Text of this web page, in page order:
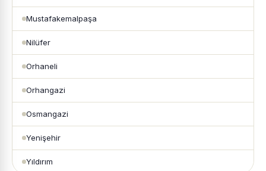
Mustafakemalpaşa
Nilüfer
Orhaneli
Orhangazi
Osmangazi
Yenişehir
Yıldırım